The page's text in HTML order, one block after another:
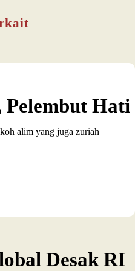
Hati
alim yang juga zuriah
Desak RI